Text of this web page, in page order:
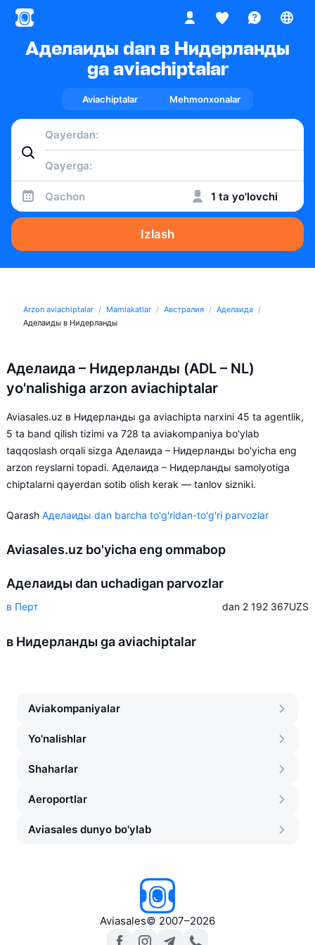
Аделаиды dan в Нидерланды
ga aviachiptalar
Aviachiptalar Mehmonxonalar
Qachon 1 ta yo'lovchi
Izlash
Arzon aviachiptalar Mamlakatlar Австралия
Аделаида
Аделаиды в Нидерланды
Аделаида – Нидерланды (ADL – NL)
yo'nalishiga arzon aviachiptalar
Aviasales.uz в Нидерланды ga aviachipta narxini 45 ta agentlik,
5 ta band qilish tizimi va 728 ta aviakompaniya bo'ylab
taqqoslash orqali sizga Аделаида – Нидерланды bo'yicha eng
arzon reyslarni topadi. Аделаида – Нидерланды samolyotiga
chiptalarni qayerdan sotib olish kerak — tanlov sizniki.
Qarash Аделаиды dan barcha to'g'ridan-to'g'ri parvozlar
Aviasales.uz bo'yicha eng ommabop
Аделаиды dan uchadigan parvozlar
в Перт dan 2 192 367UZS
в Нидерланды ga aviachiptalar
Aviakompaniyalar
Yo'nalishlar
Shaharlar
Aeroportlar
Aviasales dunyo bo'ylab
Aviasales© 2007–2026